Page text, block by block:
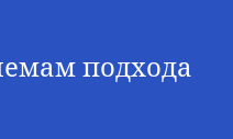
подхода